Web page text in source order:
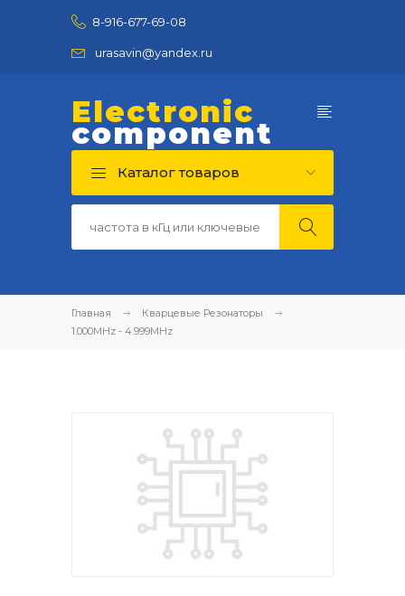
8-916-677-69-08
urasavin@yandex.ru
Electronic
component
Каталог товаров
Главная
Кварцевые Резонаторы
1.000MHz - 4.999MHz